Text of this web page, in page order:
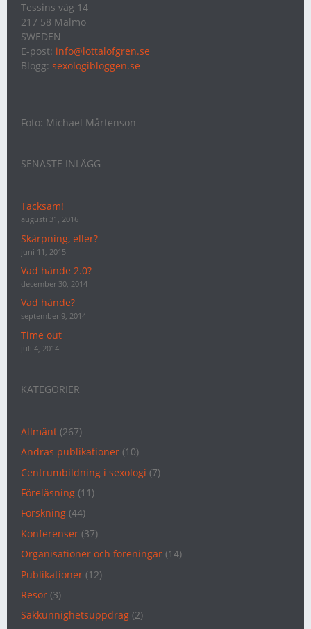
Tessins väg 14
217 58 Malmö
SWEDEN
E-post: info@lottalofgren.se
Blogg: sexologibloggen.se
Foto: Michael Mårtenson
SENASTE INLÄGG
Tacksam!
augusti 31, 2016
Skärpning, eller?
juni 11, 2015
Vad hände 2.0?
december 30, 2014
Vad hände?
september 9, 2014
Time out
juli 4, 2014
KATEGORIER
Allmänt (267)
Andras publikationer (10)
Centrumbildning i sexologi (7)
Föreläsning (11)
Forskning (44)
Konferenser (37)
Organisationer och föreningar (14)
Publikationer (12)
Resor (3)
Sakkunnighetsuppdrag (2)